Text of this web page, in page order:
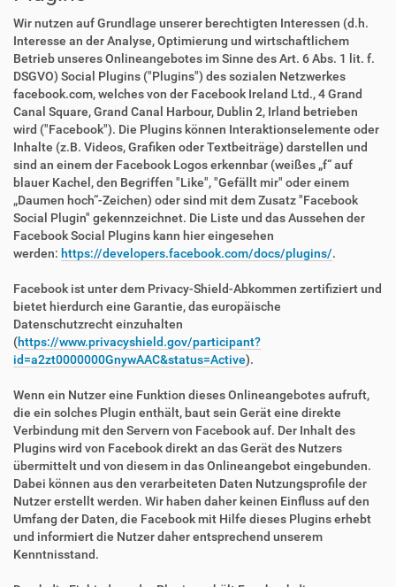
Wir nutzen auf Grundlage unserer berechtigten Interessen (d.h.
Interesse an der Analyse, Optimierung und wirtschaftlichem
Betrieb unseres Onlineangebotes im Sinne des Art. 6 Abs. 1 lit. f.
DSGVO) Social Plugins ("Plugins") des sozialen Netzwerkes
facebook.com, welches von der Facebook Ireland Ltd., 4 Grand
Canal Square, Grand Canal Harbour, Dublin 2, Irland betrieben
wird ("Facebook"). Die Plugins können Interaktionselemente oder
Inhalte (z.B. Videos, Grafiken oder Textbeiträge) darstellen und
sind an einem der Facebook Logos erkennbar (weißes „f“ auf
blauer Kachel, den Begriffen "Like", "Gefällt mir" oder einem
„Daumen hoch“-Zeichen) oder sind mit dem Zusatz "Facebook
Social Plugin" gekennzeichnet. Die Liste und das Aussehen der
Facebook Social Plugins kann hier eingesehen
werden: https://developers.facebook.com/docs/plugins/.
Facebook ist unter dem Privacy-Shield-Abkommen zertifiziert und
bietet hierdurch eine Garantie, das europäische
Datenschutzrecht einzuhalten
(https://www.privacyshield.gov/participant?
id=a2zt0000000GnywAAC&status=Active).
Wenn ein Nutzer eine Funktion dieses Onlineangebotes aufruft,
die ein solches Plugin enthält, baut sein Gerät eine direkte
Verbindung mit den Servern von Facebook auf. Der Inhalt des
Plugins wird von Facebook direkt an das Gerät des Nutzers
übermittelt und von diesem in das Onlineangebot eingebunden.
Dabei können aus den verarbeiteten Daten Nutzungsprofile der
Nutzer erstellt werden. Wir haben daher keinen Einfluss auf den
Umfang der Daten, die Facebook mit Hilfe dieses Plugins erhebt
und informiert die Nutzer daher entsprechend unserem
Kenntnisstand.